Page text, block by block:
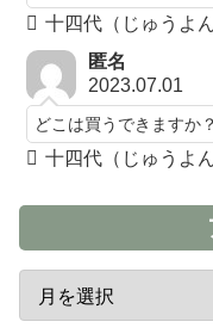
十四代（じゅうよ
匿名
2023.07.01
どこは買うできますか
十四代（じゅうよ